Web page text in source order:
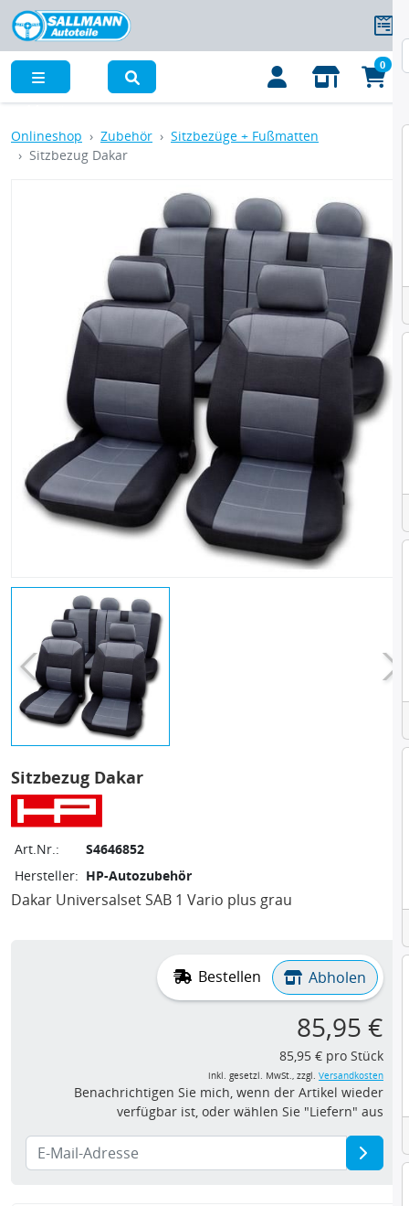
0
Onlineshop Zubehör
Sitzbezüge + Fußmatten
Sitzbezug Dakar
Sitzbezug Dakar
Art.Nr.:
S4646852
Hersteller: HP-Autozubehör
Dakar Universalset SAB 1 Vario plus grau
Bestellen Abholen
85,95 €
85,95 € pro Stück
inkl. gesetzl. MwSt., zzgl. Versandkosten
Benachrichtigen Sie mich, wenn der Artikel wieder
verfügbar ist, oder wählen Sie "Liefern" aus